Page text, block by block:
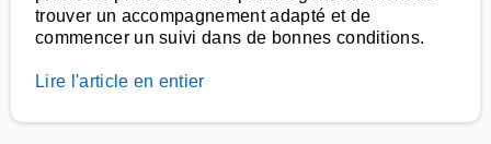
trouver un accompagnement adapté et de
commencer un suivi dans de bonnes conditions.
Lire l'article en entier